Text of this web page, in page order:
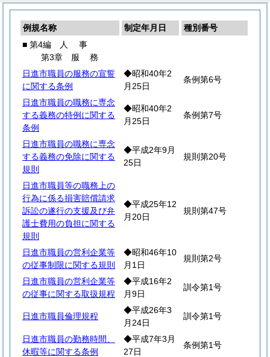
例規名称 制定年月日
種別番号
■ 第4編
人 事
第3章 服務
日進市職員の服務の宣誓
に関する条例
◆昭和40年2
月25日
条例第6号
日進市職員の職務に専念
する義務の特例に関する
条例
◆昭和40年2
月25日
条例第7号
日進市職員の職務に専念
する義務の免除に関する
規則
◆平成2年9月
25日
規則第20号
日進市職員等の職務上の
行為に係る損害賠償請求
訴訟の遂行の支援及び弁
護士費用の負担に関する
規則
◆平成25年12
月20日
規則第47号
日進市職員の営利企業等
の従事制限に関する規則
◆昭和46年10
月1日
規則第2号
日進市職員の営利企業等
の従事に関する取扱規程
◆平成16年2
月9日
訓令第1号
日進市職員倫理規程
◆平成26年3
月24日
訓令第1号
日進市職員の勤務時間、
休暇等に関する条例
◆平成7年3月
27日
条例第1号